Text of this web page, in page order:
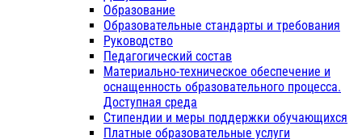
Образование
Образовательные стандарты и требования
Руководство
Педагогический состав
Материально-техническое обеспечение и
оснащенность образовательного процесса.
Доступная среда
Стипендии и меры поддержки обучающихся
Платные образовательные услуги